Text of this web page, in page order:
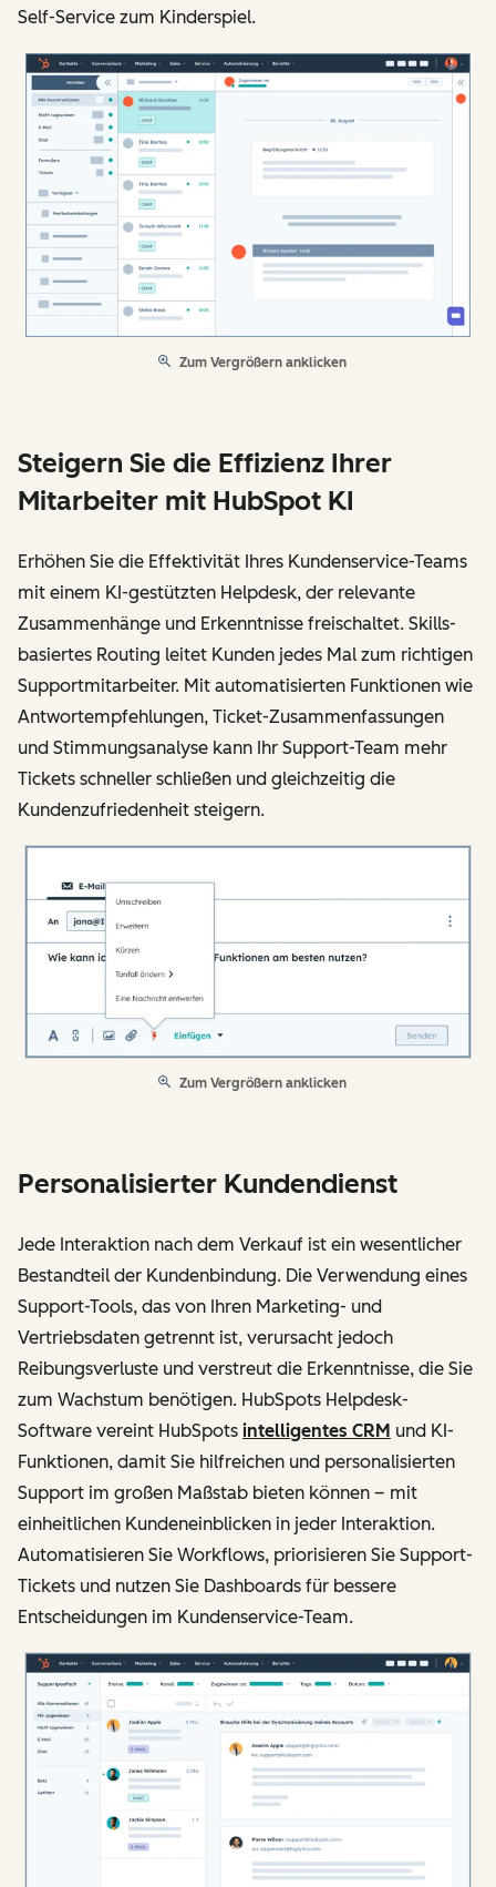
Self-Service zum Kinderspiel.
Zum Vergrößern anklicken
Steigern Sie die Effizienz Ihrer
Mitarbeiter mit HubSpot KI
Erhöhen Sie die Effektivität Ihres Kundenservice-Teams
mit einem KI-gestützten Helpdesk, der relevante
Zusammenhänge und Erkenntnisse freischaltet. Skills-
basiertes Routing leitet Kunden jedes Mal zum richtigen
Supportmitarbeiter. Mit automatisierten Funktionen wie
Antwortempfehlungen, Ticket-Zusammenfassungen
und Stimmungsanalyse kann Ihr Support-Team mehr
Tickets schneller schließen und gleichzeitig die
Kundenzufriedenheit steigern.
Zum Vergrößern anklicken
Personalisierter Kundendienst
Jede Interaktion nach dem Verkauf ist ein wesentlicher
Bestandteil der Kundenbindung. Die Verwendung eines
Support-Tools, das von Ihren Marketing- und
Vertriebsdaten getrennt ist, verursacht jedoch
Reibungsverluste und verstreut die Erkenntnisse, die Sie
zum Wachstum benötigen. HubSpots Helpdesk-
Software vereint HubSpots intelligentes CRM und KI-
Funktionen, damit Sie hilfreichen und personalisierten
Support im großen Maßstab bieten können – mit
einheitlichen Kundeneinblicken in jeder Interaktion.
Automatisieren Sie Workflows, priorisieren Sie Support-
Tickets und nutzen Sie Dashboards für bessere
Entscheidungen im Kundenservice-Team.